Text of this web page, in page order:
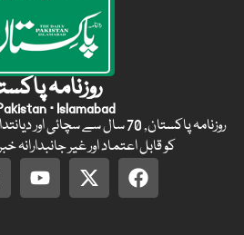
روزنامہ
· Islamabad
روزنامہ پاکستان, 70 سال سے
کو قابل اعتماد اور غیر جانبدارانہ